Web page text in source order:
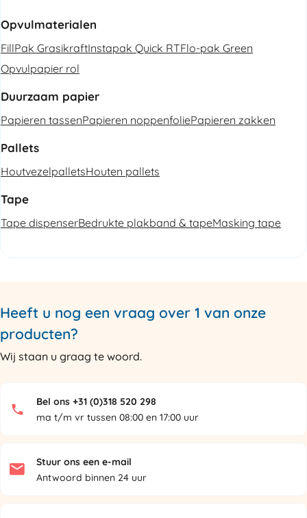
Opvulmaterialen
FillPak GrasikraftInstapak Quick RTFlo-pak Green
Opvulpapier rol
Duurzaam papier
Papieren tassenPapieren noppenfoliePapieren zakken
Pallets
HoutvezelpalletsHouten pallets
Tape
Tape dispenserBedrukte plakband & tapeMasking tape
Heeft u nog een vraag over 1 van onze
producten?
Wij staan u graag te woord.
Bel ons +31 (0)318 520 298
ma t/m vr tussen 08:00 en 17:00 uur
Stuur ons een e-mail
Antwoord binnen 24 uur